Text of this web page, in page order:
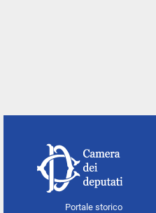
Portale storico